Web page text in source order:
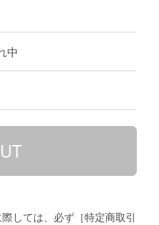
中
しては、必ず［特定商取引